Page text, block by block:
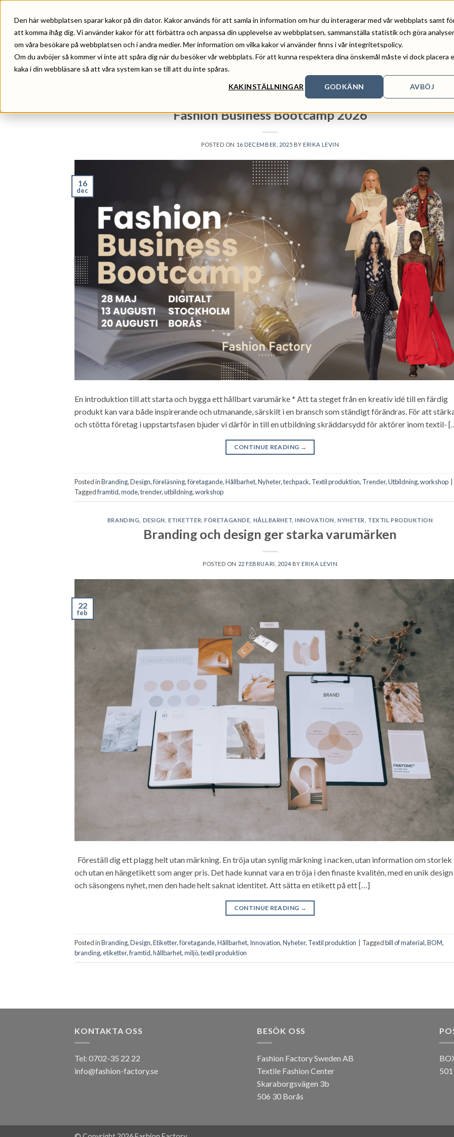
Den här webbplatsen sparar kakor på din dator. Kakor används för att samla in information om hur du interagerar med vår webbplats samt
att komma ihåg dig. Vi använder kakor för att förbättra och anpassa din upplevelse av webbplatsen, sammanställa statistik och göra analyser
om våra besökare på webbplatsen och i andra medier. Mer information om vilka kakor vi använder finns i vår integritetspolicy.
Om du avböjer så kommer vi inte att spåra dig när du besöker vår webbplats. För att kunna respektera dina önskemål måste vi dock placera
kaka i din webbläsare så att våra system kan se till att du inte spåras.
KAKINSTÄLLNINGAR GODKÄNN AVBÖJ
content
HEM VÅRA TJÄNSTER REFERENSER OM OSS KONTAKT NYHETER UTBILDNING
NYHETER TEXTIL PRODUKTION
Fashion Business Bootcamp 2026
POSTED ON 16 DECEMBER, 2025 BY ERIKA LEVIN
16
dec
En introduktion till att starta och bygga ett hållbart varumärke * Att ta steget från en kreativ idé till en färdig
produkt kan vara både inspirerande och utmanande, särskilt i en bransch som ständigt förändras. För att
och stötta företag i uppstartsfasen bjuder vi därför in till en utbildning skräddarsydd för aktörer inom textil-
CONTINUE READING →
Posted inBranding,Design,föreläsning,företagande,Hållbarhet,Nyheter,techpack, Textil produktion, Trender,Utbildning,workshop
Taggedframtid,mode,trender,utbildning,workshop
BRANDING DESIGN ,ETIKETTER ,FÖRETAGANDE HÅLLBARHET ,INNOVATION NYHETER TEXTIL PRODUKTION
Branding och design ger starka varumärken
POSTED ON 22 FEBRUARI, 2024 BY ERIKA LEVIN
22
feb
Föreställ dig ett plagg helt utan märkning. En tröja utan synlig märkning i nacken, utan information om storlek
och utan en hängetikett som anger pris. Det hade kunnat vara en tröja i den finaste kvalitén, med en unik design
och säsongens nyhet, men den hade helt saknat identitet. Att sätta en etikett på ett […]
CONTINUE READING →
Posted inBranding,Design,Etiketter,företagande,Hållbarhet, Innovation,Nyheter, Textil produktion Taggedbill of material,BOM,
branding,etiketter,framtid,hållbarhet,miljö,textil produktion
KONTAKTA OSS
Tel: 0702-35 22 22
info@fashion-factory.se
BESÖK OSS
Fashion Factory Sweden AB
Textile Fashion Center
Skaraborgsvägen 3b
506 30 Borås